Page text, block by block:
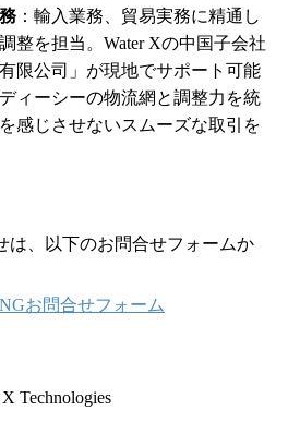
：輸入業務、貿易実務に精通し
整を担当。Water Xの中国子会社
限公司」が現地でサポート可能
ィーシーの物流網と調整力を統
感じさせないスムーズな取引を
は、以下のお問合せフォームか
お問合せフォーム
Technologies